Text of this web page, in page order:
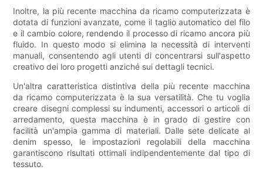
Inoltre, la più recente macchina da ricamo computerizzata è
dotata di funzioni avanzate, come il taglio automatico del filo
e il cambio colore, rendendo il processo di ricamo ancora più
fluido. In questo modo si elimina la necessità di interventi
manuali, consentendo agli utenti di concentrarsi sull'aspetto
creativo dei loro progetti anziché sui dettagli tecnici.
Un'altra caratteristica distintiva della più recente macchina
da ricamo computerizzata è la sua versatilità. Che tu voglia
creare disegni complessi su indumenti, accessori o articoli di
arredamento, questa macchina è in grado di gestire con
facilità un'ampia gamma di materiali. Dalle sete delicate al
denim spesso, le impostazioni regolabili della macchina
garantiscono risultati ottimali indipendentemente dal tipo di
tessuto.